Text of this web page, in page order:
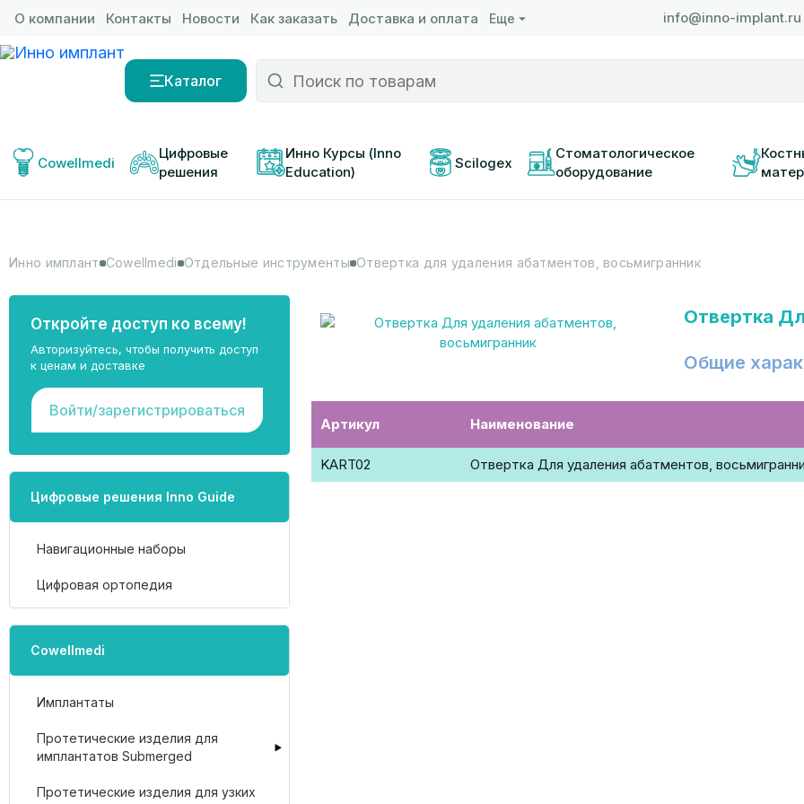
О компании Контакты Новости Как заказать Доставка и оплата Еще info@inno-implant.ru
Каталог
Cowellmedi
Цифровые
решения
Инно Курсы (Inno
Education)
Scilogex
Стоматологическое
оборудование
Инно имплант Cowellmedi Отдельные инструменты Отвертка для удаления абатментов, восьмигранник
Откройте доступ ко всему!
Авторизуйтесь, чтобы получить доступ
к ценам и доставке
Войти/зарегистрироваться
Цифровые решения Inno Guide
Навигационные наборы
Цифровая ортопедия
Cowellmedi
Имплантаты
Протетические изделия для
имплантатов Submerged
Протетические изделия для узких
Отвертка
Общие
Артикул Наименование
KART02 Отвертка Для удаления абатментов,